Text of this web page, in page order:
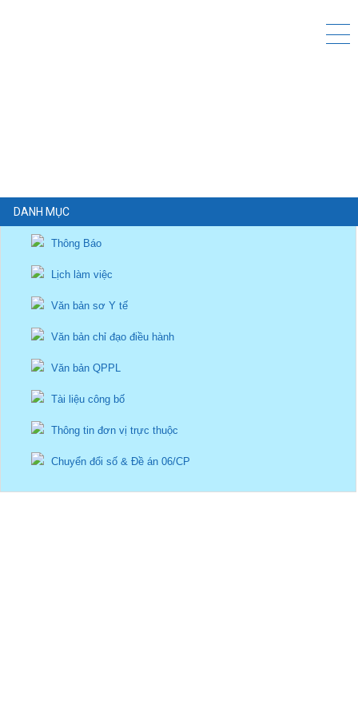
DANH MỤC
Thông Báo
Lịch làm việc
Văn bản sơ Y tế
Văn bản chỉ đạo điều hành
Văn bản QPPL
Tài liệu công bố
Thông tin đơn vị trực thuộc
Chuyển đổi số & Đề án 06/CP